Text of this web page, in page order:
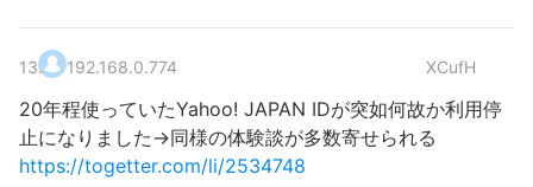
13. 192.168.0.774 XCufH
20年程使っていたYahoo! JAPAN IDが突如何故か利用停
止になりました→同様の体験談が多数寄せられる
https://togetter.com/li/2534748